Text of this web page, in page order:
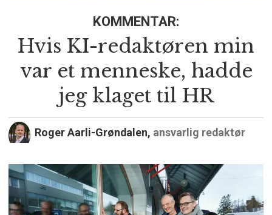
KOMMENTAR:
Hvis KI-redaktøren min
var et menneske, hadde
jeg klaget til HR
Roger Aarli-Grøndalen, ansvarlig redaktør